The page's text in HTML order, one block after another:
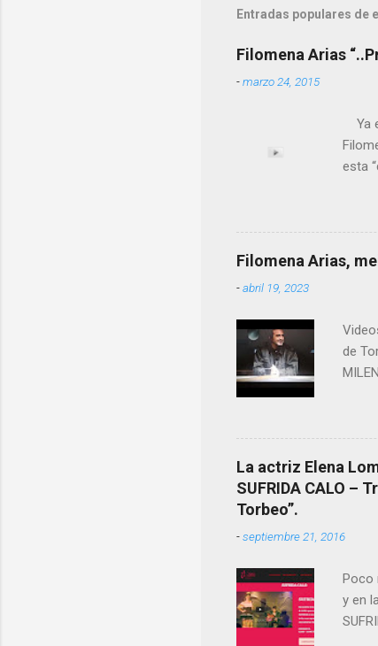
Entradas populares de
Filomena Arias
-marzo 24, 2015
Ya
esta
que
Filomena Arias,
-abril 19, 2023
de
La actriz Elena
SUFRIDA CALO –
Torbeo”.
-septiembre 21, 2016
Poco
y en